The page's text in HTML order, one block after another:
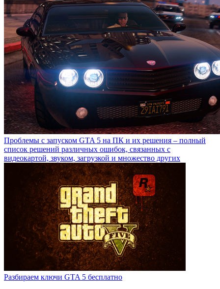
Проблемы с запуском GTA 5 на ПК и их решения – полный
список решений различных ошибок, связанных с
видеокартой, звуком, загрузкой и множество других
Разбираем ключи GTA 5 бесплатно